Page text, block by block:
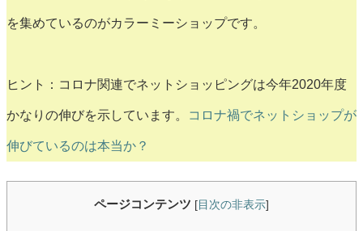
を集めているのがカラーミーショップです。
ヒント：コロナ関連でネットショッピングは今年2020年度
かなりの伸びを示しています。 コロナ禍でネットショップが
伸びているのは本当か？
ページコンテンツ [ 目次の非表示]